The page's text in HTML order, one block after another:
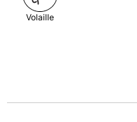
Volaille